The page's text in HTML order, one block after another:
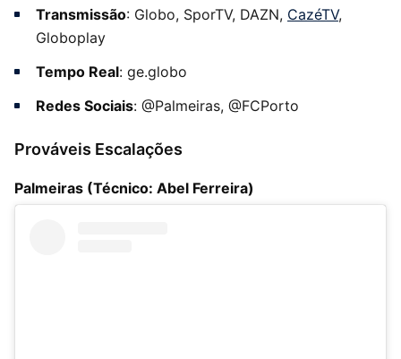
Transmissão: Globo, SporTV, DAZN, CazéTV,
Globoplay
Tempo Real: ge.globo
Redes Sociais: @Palmeiras, @FCPorto
Prováveis Escalações
Palmeiras (Técnico: Abel Ferreira)